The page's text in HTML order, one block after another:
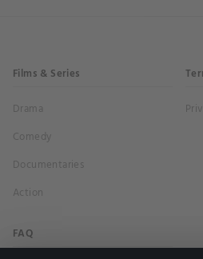
Films & Series
Drama
Comedy
Documentaries
Action
FAQ